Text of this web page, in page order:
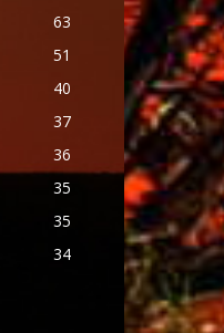
63
51
40
37
36
35
35
34